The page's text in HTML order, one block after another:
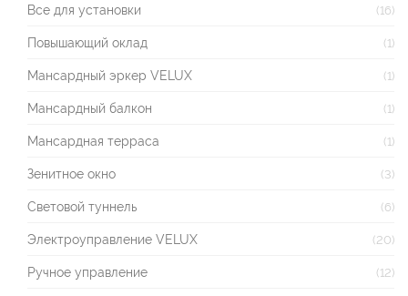
Все для установки (16)
Повышающий оклад (1)
Мансардный эркер VELUX (1)
Мансардный балкон (1)
Мансардная терраса (1)
Зенитное окно (3)
Световой туннель (6)
Электроуправление VELUX (20)
Ручное управление (12)